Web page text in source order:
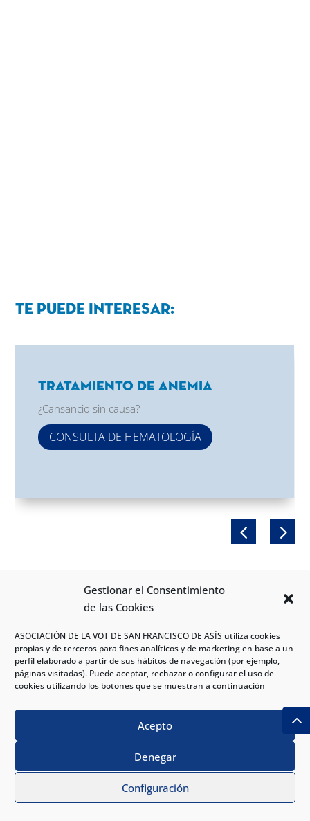
Gestionar el Consentimiento
de las Cookies
ASOCIACIÓN DE LA VOT DE SAN FRANCISCO DE ASÍS utiliza cookies
propias y de terceros para fines analíticos y de marketing en base a un
perfil elaborado a partir de sus hábitos de navegación (por ejemplo,
páginas visitadas). Puede aceptar, rechazar o configurar el uso de
cookies utilizando los botones que se muestran a continuación
Acepto
Denegar
Configuración
Te puede interesar:
Tratamiento de Anemia
¿Cansancio sin causa?
CONSULTA DE HEMATOLOGÍA
Para más información
La vida es el arte del encuentro. Deseamos formar
parte de tu camino para ayudarte a recorrerlo con la